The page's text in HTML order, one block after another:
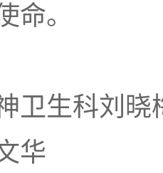
命。
卫生科刘晓
华